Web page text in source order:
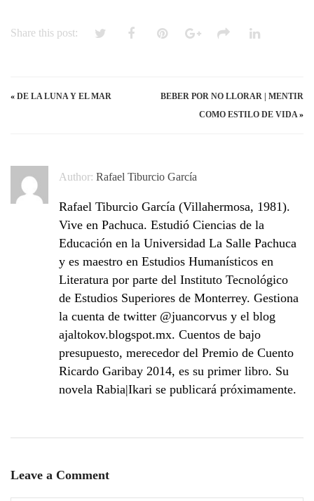
Share this post:
« DE LA LUNA Y EL MAR
BEBER POR NO LLORAR | MENTIR
COMO ESTILO DE VIDA»
Author:Rafael Tiburcio García
Rafael Tiburcio García (Villahermosa, 1981).
Vive en Pachuca. Estudió Ciencias de la
Educación en la Universidad La Salle Pachuca
y es maestro en Estudios Humanísticos en
Literatura por parte del Instituto Tecnológico
de Estudios Superiores de Monterrey. Gestiona
la cuenta de twitter @juancorvus y el blog
ajaltokov.blogspot.mx. Cuentos de bajo
presupuesto, merecedor del Premio de Cuento
Ricardo Garibay 2014, es su primer libro. Su
novela Rabia|Ikari se publicará próximamente.
Leave a Comment